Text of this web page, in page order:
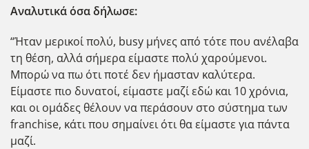
Αναλυτικά όσα δήλωσε:
“Ήταν μερικοί πολύ, busy μήνες από τότε που ανέλαβα
τη θέση, αλλά σήμερα είμαστε πολύ χαρούμενοι.
Μπορώ να πω ότι ποτέ δεν ήμασταν καλύτερα.
Είμαστε πιο δυνατοί, είμαστε μαζί εδώ και 10 χρόνια,
και οι ομάδες θέλουν να περάσουν στο σύστημα των
franchise, κάτι που σημαίνει ότι θα είμαστε για πάντα
μαζί.